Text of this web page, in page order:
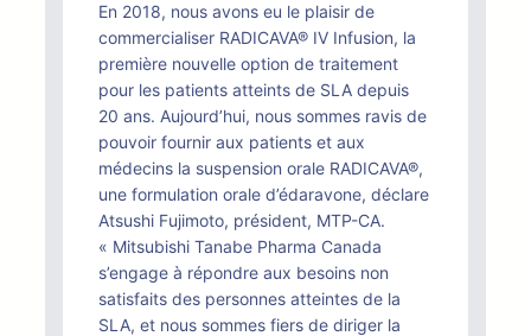
En 2018, nous avons eu le plaisir de
commercialiser RADICAVA® IV Infusion, la
première nouvelle option de traitement
pour les patients atteints de SLA depuis
20 ans. Aujourd’hui, nous sommes ravis de
pouvoir fournir aux patients et aux
médecins la suspension orale RADICAVA®,
une formulation orale d’édaravone, déclare
Atsushi Fujimoto, président, MTP-CA.
« Mitsubishi Tanabe Pharma Canada
s’engage à répondre aux besoins non
satisfaits des personnes atteintes de la
SLA, et nous sommes fiers de diriger la